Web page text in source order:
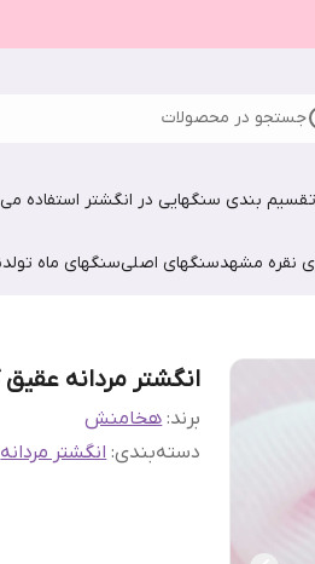
جستجو در محصولات
تقسیم بندی سنگهایی در انگشتر استفاده
نقره مشهدسنگهای اصلیسنگهای ماه تولد
انگشتر مردانه
برند: هخامنش
دسته‌بندی:انگشتر مردانه